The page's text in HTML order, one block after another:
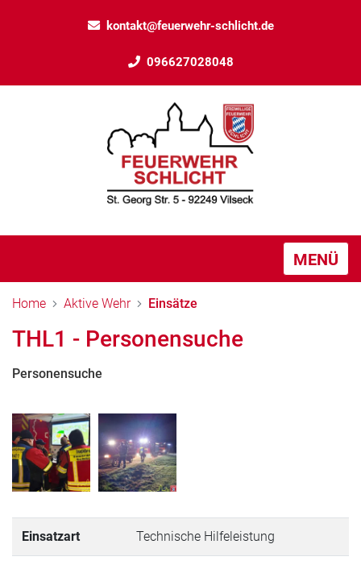
kontakt@feuerwehr-schlicht.de
096627028048
MENÜ
Home Aktive Wehr Einsätze
THL1 - Personensuche
Personensuche
Einsatzart Technische Hilfeleistung